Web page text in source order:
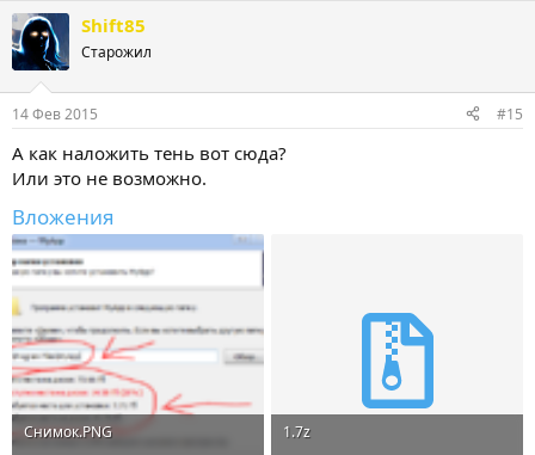
к
ц
и
Shift85
Старожил
14 Фев 2015 #15
А как наложить тень вот сюда?
Или это не возможно.
Вложения
Снимок.PNG
1.7z